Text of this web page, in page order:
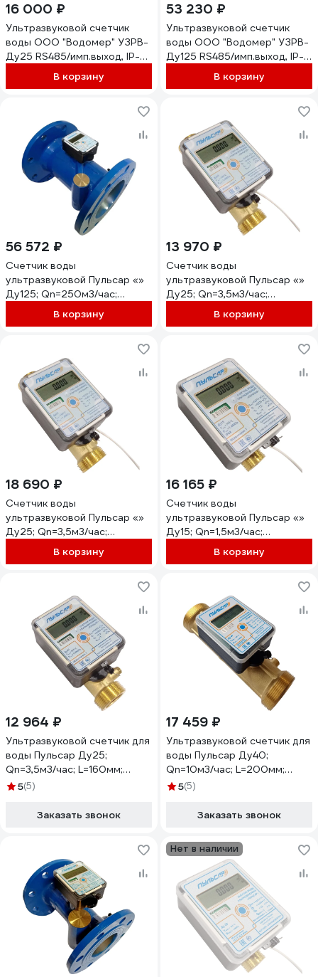
16 000 ₽
Ультразвуковой счетчик
воды ООО "Водомер" УЗРВ-
Ду25 RS485/имп.выход, IP-
68, +5...+150 VM-1133-025-
В корзину
53 230 ₽
Ультразвуковой счетчик
воды ООО "Водомер" УЗРВ-
Ду125 RS485/имп.выход, IP-
68, +5...+150 VM-1133-125-
В корзину
56 572 ₽
Счетчик воды
ультразвуковой Пульсар «»
Ду125; Qn=250м3/час;
Qmin=1,35м3/час; L=250мм;
Тmax=105С; исполнение 1;
В корзину
13 970 ₽
Счетчик воды
ультразвуковой Пульсар «»
Ду25; Qn=3,5м3/час;
Qmin=0,035м3/час; L=160мм;
M-Bus; Тmax=105С;
В корзину
18 690 ₽
Счетчик воды
ультразвуковой Пульсар «»
Ду25; Qn=3,5м3/час;
Qmin=0,035м3/час; L=160мм;
RS485; Тmax=150С;
В корзину
16 165 ₽
Счетчик воды
ультразвуковой Пульсар «»
Ду15; Qn=1,5м3/час;
Qmin=0,015м3/час; L=110мм;
с импульсным выходом; вес
исполнение 1; IP68; МПИ 6лет
Н00018153
В корзину
12 964 ₽
Ультразвуковой счетчик для
воды Пульсар Ду25;
Qn=3,5м3/час; L=160мм;
Тmax=105C; исп. 1
5(5)
Заказать звонок
17 459 ₽
Ультразвуковой счетчик для
воды Пульсар Ду40;
Qn=10м3/час; L=200мм;
Тmax=105C; исп. 1
5(5)
Заказать звонок
Нет в наличии